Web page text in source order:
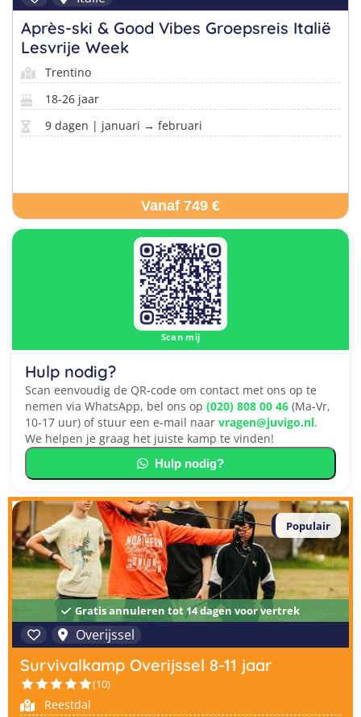
Après-ski & Good Vibes Groepsreis Italië
Lesvrije Week
Trentino
18-26 jaar
9 dagen | januari → februari
Vanaf 749 €
Scan mij
Hulp nodig?
Scan eenvoudig de QR-code om contact met ons op te
nemen via WhatsApp, bel ons op (020) 808 00 46 (Ma-Vr,
10-17 uur) of stuur een e-mail naar vragen@juvigo.nl.
We helpen je graag het juiste kamp te vinden!
Hulp nodig?
Gratis annuleren tot 14 dagen voor vertrek
Populair
Overijssel
Survivalkamp Overijssel 8-11 jaar
(10)
Reestdal